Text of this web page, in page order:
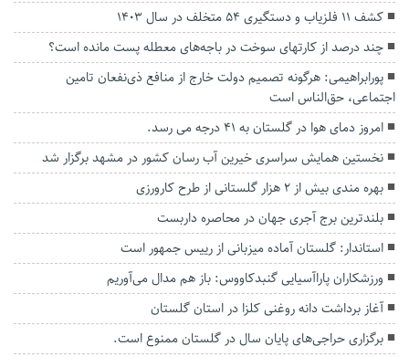
کشف ۱۱ فلزیاب و دستگیری ۵۴ متخلف در سال ۱۴۰۳
چند درصد از کارتهای سوخت در باجه‌های معطله پست مانده است؟
پورابراهیمی: هرگونه تصمیم دولت خارج از منافع ذی‌نفعان تامین
اجتماعی، حق‌الناس است
امروز دمای هوا در گلستان به 41 درجه می رسد.
نخستین همایش سراسری خیرین آب رسان کشور در مشهد برگزار شد
بهره مندی بیش از ۲ هزار گلستانی از طرح کارورزی
بلندترین برج آجری جهان در محاصره داربست
استاندار: گلستان آماده میزبانی از رییس جمهور است
ورزشکاران پاراآسیایی گنبدکاووس: باز هم مدال می‌آوریم
آغاز برداشت دانه روغنی کلزا در استان گلستان
برگزاری حراجی‌های پایان سال در گلستان ممنوع است.